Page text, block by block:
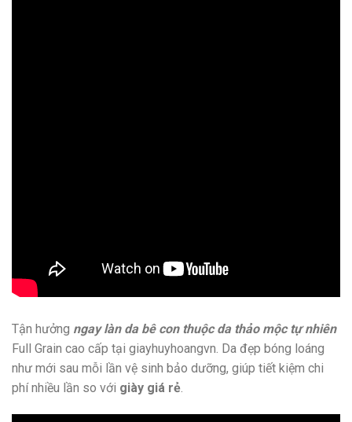
Tận hưởng ngay làn da bê con thuộc da thảo mộc tự nhiên
Full Grain cao cấp tại giayhuyhoangvn. Da đẹp bóng loáng
như mới sau mỗi lần vệ sinh bảo dưỡng, giúp tiết kiệm chi
phí nhiều lần so với giày giá rẻ.